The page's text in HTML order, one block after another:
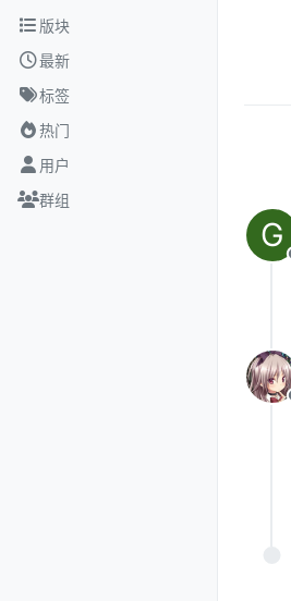
跳转至内容
版块
最新
标签
热门
用户
群组
G